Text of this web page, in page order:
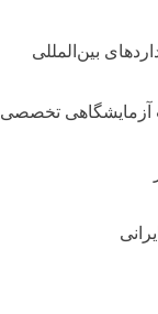
بین‌المللی
آزمایشگاهی تخصصی